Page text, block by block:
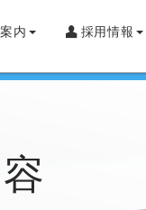
内 採用情報